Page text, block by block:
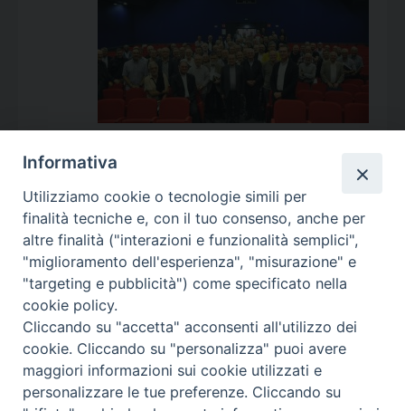
Calendario Appuntamenti
<< Ago 2026 >>
l m m g v s
d
27
28
3
4 5 6 7 8
9
10
11 12 13 14 15
17
18 19 21
Informativa
Utilizziamo cookie o tecnologie simili per
finalità tecniche e, con il tuo consenso, anche per
altre finalità ("interazioni e funzionalità semplici",
"miglioramento dell'esperienza", "misurazione" e
"targeting e pubblicità") come specificato nella
cookie policy.
Cliccando su "accetta" acconsenti all'utilizzo dei
cookie. Cliccando su "personalizza" puoi avere
maggiori informazioni sui cookie utilizzati e
personalizzare le tue preferenze. Cliccando su